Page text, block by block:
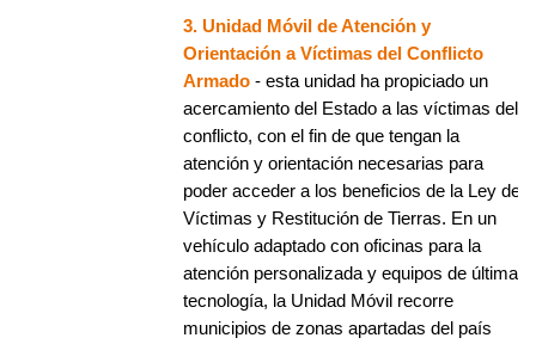
3. Unidad Móvil de Atención y
Orientación a Víctimas del Conflicto
Armado - esta unidad ha propiciado un
acercamiento del Estado a las víctimas del
conflicto, con el fin de que tengan la
atención y orientación necesarias para
poder acceder a los beneficios de la Ley de
Víctimas y Restitución de Tierras. En un
vehículo adaptado con oficinas para la
atención personalizada y equipos de última
tecnología, la Unidad Móvil recorre
municipios de zonas apartadas del país